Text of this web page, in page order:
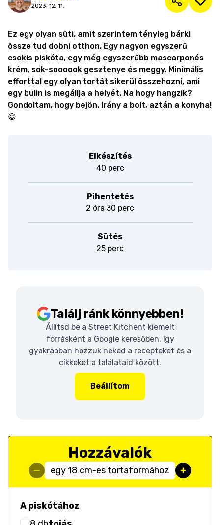
2023. 12. 11.
Ez egy olyan süti, amit szerintem tényleg bárki
össze tud dobni otthon. Egy nagyon egyszerű
csokis piskóta, egy még egyszerűbb mascarponés
krém, sok-soooook gesztenye és meggy. Minimális
efforttal egy olyan tortát sikerül összehozni, ami
egy bulin is megállja a helyét. Na hogy hangzik?
Gondoltam, hogy bejön. Irány a bolt, aztán a konyha!
😀
Elkészítés
40 perc
Pihentetés
2 óra 30 perc
Sütés
25 perc
Találj ránk könnyebben!
Állítsd be a Street Kitchent kiemelt
forrásként a Google keresőben, így
gyakrabban hozzuk neked a recepteket és a
cikkeket a találataid között.
Beállítom
Hozzávalók
egy 18 cm-es tortaformához
A piskótához